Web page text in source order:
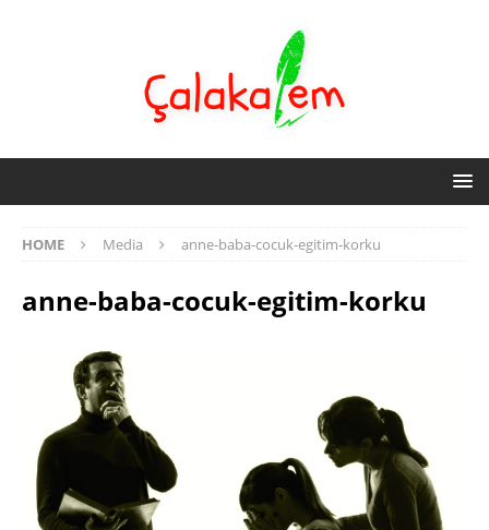
HOME Media anne-baba-cocuk-egitim-korku
anne-baba-cocuk-egitim-korku